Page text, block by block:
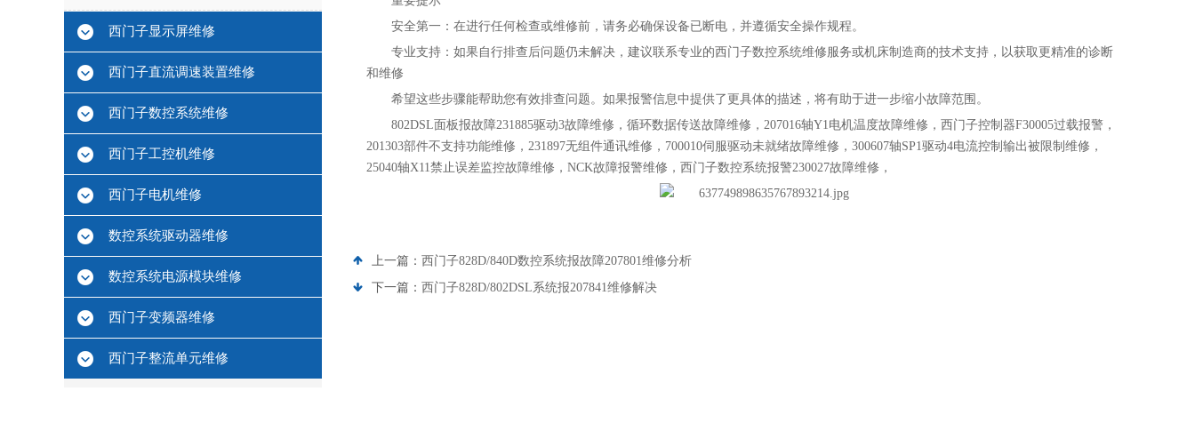
西门子显示屏维修
西门子直流调速装置维修
西门子数控系统维修
西门子工控机维修
西门子电机维修
数控系统驱动器维修
数控系统电源模块维修
西门子变频器维修
西门子整流单元维修
‌安全第一‌：在进行任何检查或维修前，请务必确保设备已断电，并遵循安全操作规程。
‌专业支持‌：如果自行排查后问题仍未解决，建议联系专业的西门子数控系统维修服务或机床制造商的技术支持，以获取更精准的诊断
和维修‌
希望这些步骤能帮助您有效排查问题。如果报警信息中提供了更具体的描述，将有助于进一步缩小故障范围。
802DSL面板报故障231885驱动3故障维修，循环数据传送故障维修，207016轴Y1电机温度故障维修，西门子控制器F30005过载报警，
201303部件不支持功能维修，231897无组件通讯维修，700010伺服驱动未就绪故障维修，300607轴SP1驱动4电流控制输出被限制维修，
25040轴X11禁止误差监控故障维修，NCK故障报警维修，西门子数控系统报警230027故障维修，
上一篇： 西门子828D/840D数控系统报故障207801维修分析
下一篇： 西门子828D/802DSL系统报207841维修解决